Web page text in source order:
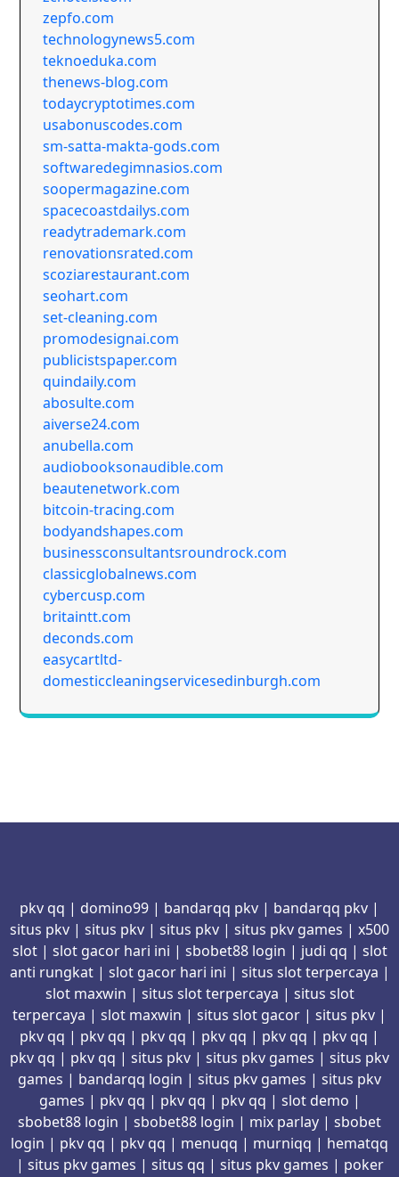
zepfo.com
technologynews5.com
teknoeduka.com
thenews-blog.com
todaycryptotimes.com
usabonuscodes.com
sm-satta-makta-gods.com
softwaredegimnasios.com
soopermagazine.com
spacecoastdailys.com
readytrademark.com
renovationsrated.com
scoziarestaurant.com
seohart.com
set-cleaning.com
promodesignai.com
publicistspaper.com
quindaily.com
abosulte.com
aiverse24.com
anubella.com
audiobooksonaudible.com
beautenetwork.com
bitcoin-tracing.com
bodyandshapes.com
businessconsultantsroundrock.com
classicglobalnews.com
cybercusp.com
britaintt.com
deconds.com
easycartltd-
domesticcleaningservicesedinburgh.com
pkv qq | domino99 | bandarqq pkv | bandarqq pkv |
situs pkv | situs pkv | situs pkv | situs pkv games | x500
slot| slot gacor hari ini | sbobet88 login | judi qq | slot
anti rungkat| slot gacor hari ini | situs slot terpercaya |
slot maxwin | situs slot terpercaya | situs slot
terpercaya | slot maxwin | situs slot gacor | situs pkv |
pkv qq | pkv qq | pkv qq | pkv qq | pkv qq | pkv qq |
pkv qq | pkv qq | situs pkv | situs pkv games | situs pkv
games | bandarqq login | situs pkv games | situs pkv
games | pkv qq | pkv qq | pkv qq | slot demo |
sbobet88 login | sbobet88 login | mix parlay | sbobet
login | pkv qq | pkv qq | menuqq | murniqq | hematqq
| situs pkv games | situs qq | situs pkv games | poker